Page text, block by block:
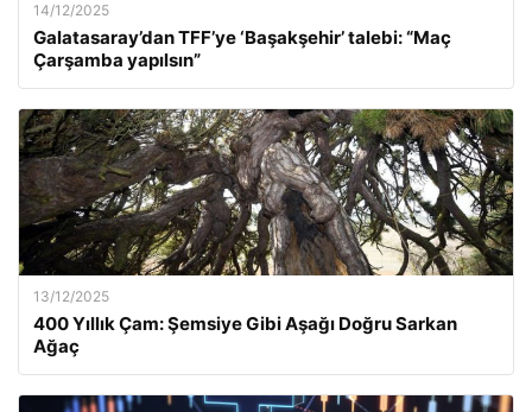
14/12/2025
Galatasaray’dan TFF’ye ‘Başakşehir’ talebi: “Maç
Çarşamba yapılsın”
13/12/2025
400 Yıllık Çam: Şemsiye Gibi Aşağı Doğru Sarkan
Ağaç